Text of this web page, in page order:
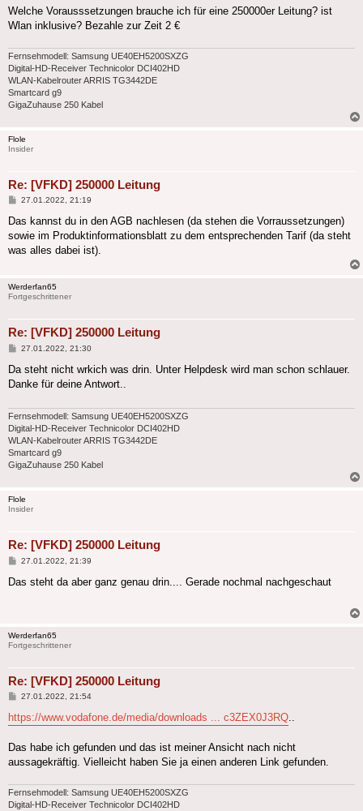
Welche Vorausssetzungen brauche ich für eine 250000er Leitung? ist
Wlan inklusive? Bezahle zur Zeit 2 €
Fernsehmodell: Samsung UE40EH5200SXZG
Digital-HD-Receiver Technicolor DCI402HD
WLAN-Kabelrouter ARRIS TG3442DE
Smartcard g9
GigaZuhause 250 Kabel
Flole
Insider
Re: [VFKD] 250000 Leitung
Beitrag
27.01.2022, 21:19
Das kannst du in den AGB nachlesen (da stehen die Vorraussetzungen)
sowie im Produktinformationsblatt zu dem entsprechenden Tarif (da steht
was alles dabei ist).
Werderfan65
Fortgeschrittener
Re: [VFKD] 250000 Leitung
Beitrag
27.01.2022, 21:30
Da steht nicht wrkich was drin. Unter Helpdesk wird man schon schlauer.
Danke für deine Antwort..
Fernsehmodell: Samsung UE40EH5200SXZG
Digital-HD-Receiver Technicolor DCI402HD
WLAN-Kabelrouter ARRIS TG3442DE
Smartcard g9
GigaZuhause 250 Kabel
Flole
Insider
Re: [VFKD] 250000 Leitung
Beitrag
27.01.2022, 21:39
Das steht da aber ganz genau drin.... Gerade nochmal nachgeschaut
Werderfan65
Fortgeschrittener
Re: [VFKD] 250000 Leitung
Beitrag
27.01.2022, 21:54
https://www.vodafone.de/media/downloads ... c3ZEX0J3RQ..
Das habe ich gefunden und das ist meiner Ansicht nach nicht
aussagekräftig. Vielleicht haben Sie ja einen anderen Link gefunden.
Fernsehmodell: Samsung UE40EH5200SXZG
Digital-HD-Receiver Technicolor DCI402HD